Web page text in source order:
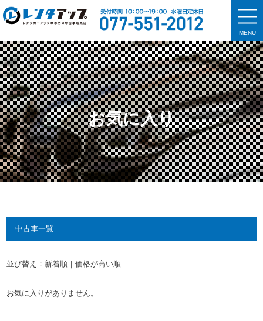
MENU
お気に入り
中古車一覧
並び替え： 新着順 ｜価格が高い順
お気に入りがありません。